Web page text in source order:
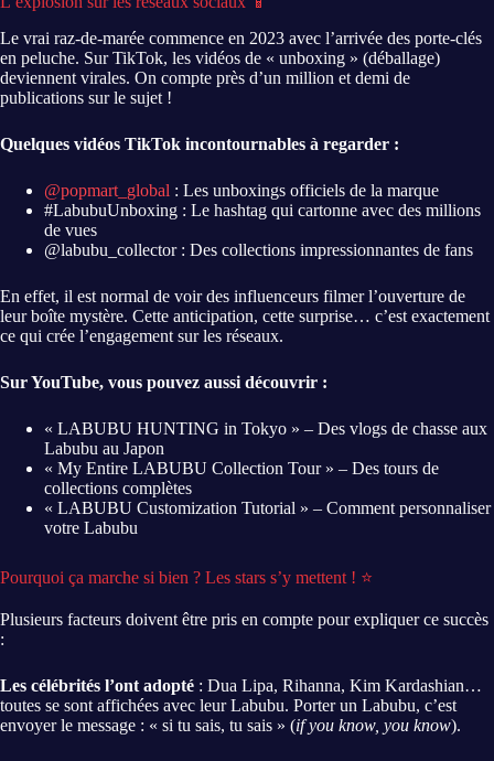
Le vrai raz-de-marée commence en 2023 avec l’arrivée des porte-clés
en peluche. Sur TikTok, les vidéos de « unboxing » (déballage)
deviennent virales. On compte près d’un million et demi de
publications sur le sujet !
Quelques vidéos TikTok incontournables à regarder :
@popmart_global : Les unboxings officiels de la marque
#LabubuUnboxing : Le hashtag qui cartonne avec des millions
de vues
@labubu_collector : Des collections impressionnantes de fans
En effet, il est normal de voir des influenceurs filmer l’ouverture de
leur boîte mystère. Cette anticipation, cette surprise… c’est exactement
ce qui crée l’engagement sur les réseaux.
Sur YouTube, vous pouvez aussi découvrir :
« LABUBU HUNTING in Tokyo » – Des vlogs de chasse aux
Labubu au Japon
« My Entire LABUBU Collection Tour » – Des tours de
collections complètes
« LABUBU Customization Tutorial » – Comment personnaliser
votre Labubu
Pourquoi ça marche si bien ? Les stars s’y mettent ! ⭐
Plusieurs facteurs doivent être pris en compte pour expliquer ce succès
:
Les célébrités l’ont adopté : Dua Lipa, Rihanna, Kim Kardashian…
toutes se sont affichées avec leur Labubu. Porter un Labubu, c’est
envoyer le message : « si tu sais, tu sais » (if you know, you know).